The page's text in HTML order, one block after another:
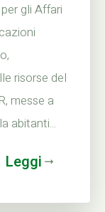
gli Affari
risorse del
messe a
abitanti...
Leggi